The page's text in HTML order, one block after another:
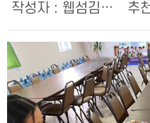
작성자 : 웹섬김… 추